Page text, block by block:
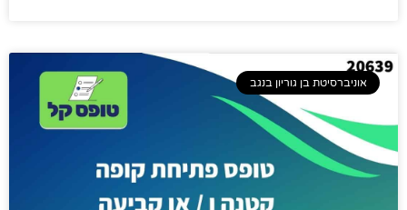
אוניברסיטת בן גוריון בנגב